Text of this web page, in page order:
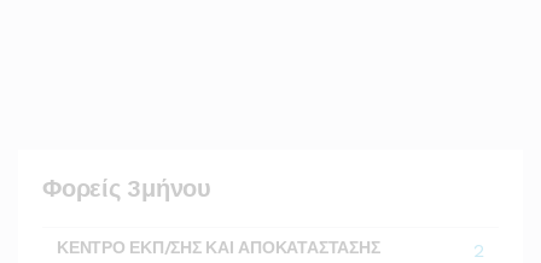
Φορείς 3μήνου
ΚΕΝΤΡΟ ΕΚΠ/ΣΗΣ ΚΑΙ ΑΠΟΚΑΤΑΣΤΑΣΗΣ
2